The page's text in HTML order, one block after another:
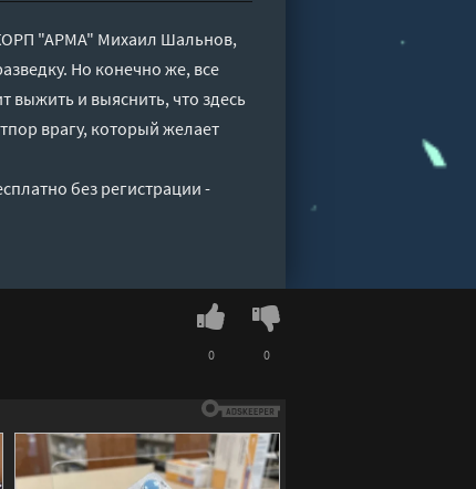
"АРМА" Михаил Шальнов,
Но конечно же, все
выжить и выяснить, что здесь
врагу, который желает
без регистрации -
0 0